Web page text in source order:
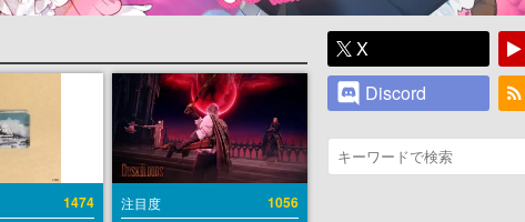
1474 注目度 1056
X
Discord